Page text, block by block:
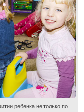
ребенка не только по